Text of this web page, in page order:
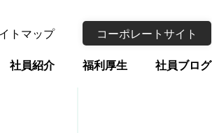
社員紹介 福利厚生 社員ブログ
トマップ コーポレートサイト